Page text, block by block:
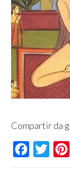
Compartir da